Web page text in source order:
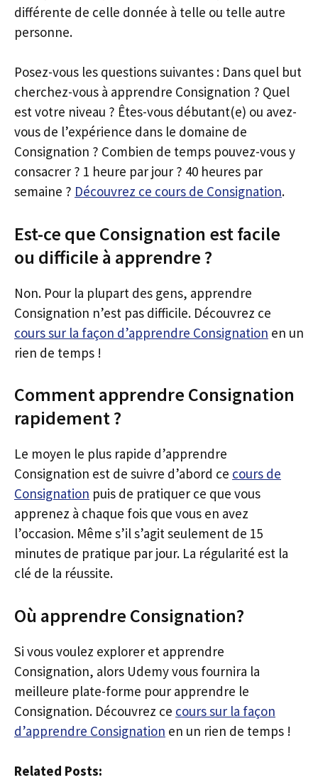
différente de celle donnée à telle ou telle autre
personne.
Posez-vous les questions suivantes : Dans quel but
cherchez-vous à apprendre Consignation ? Quel
est votre niveau ? Êtes-vous débutant(e) ou avez-
vous de l’expérience dans le domaine de
Consignation ? Combien de temps pouvez-vous y
consacrer ? 1 heure par jour ? 40 heures par
semaine ? Découvrez ce cours de Consignation.
Est-ce que Consignation est facile
ou difficile à apprendre ?
Non. Pour la plupart des gens, apprendre
Consignation n’est pas difficile. Découvrez ce
cours sur la façon d’apprendre Consignation en un
rien de temps !
Comment apprendre Consignation
rapidement ?
Le moyen le plus rapide d’apprendre
Consignation est de suivre d’abord ce cours de
Consignation puis de pratiquer ce que vous
apprenez à chaque fois que vous en avez
l’occasion. Même s’il s’agit seulement de 15
minutes de pratique par jour. La régularité est la
clé de la réussite.
Où apprendre Consignation?
Si vous voulez explorer et apprendre
Consignation, alors Udemy vous fournira la
meilleure plate-forme pour apprendre le
Consignation. Découvrez ce cours sur la façon
d’apprendre Consignation en un rien de temps !
Related Posts: